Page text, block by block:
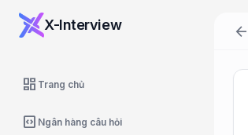
X-Interview
dashboard Trang chủ
code_blocks Ngân hàng câu hỏi
arrow_back